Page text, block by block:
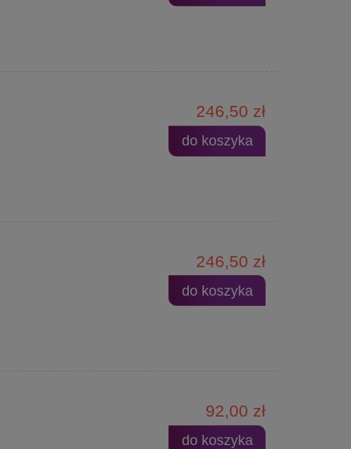
246,50 zł
do koszyka
246,50 zł
do koszyka
92,00 zł
do koszyka